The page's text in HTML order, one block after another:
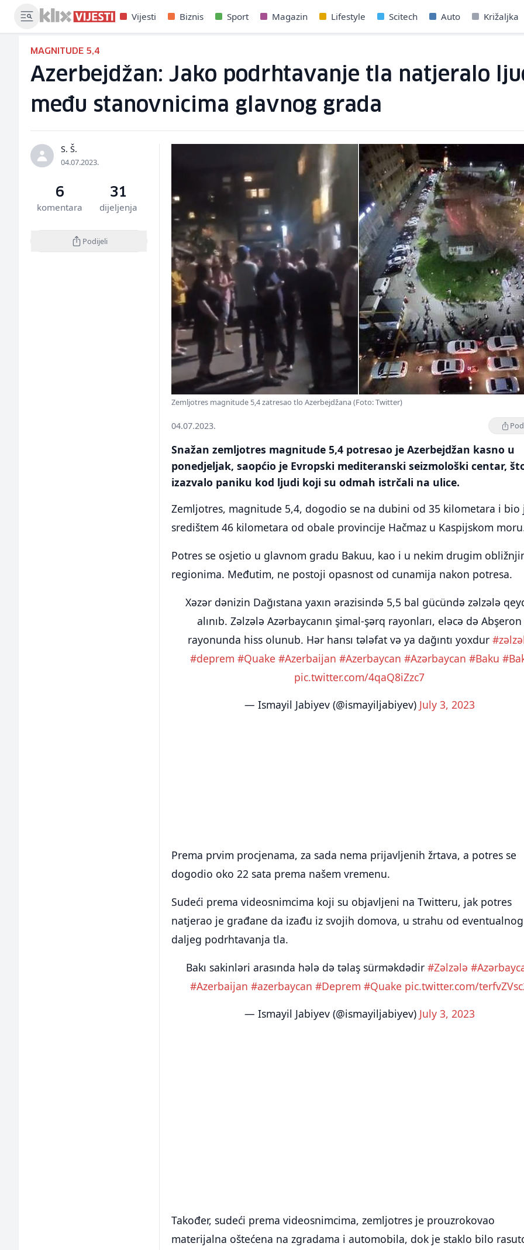
Vijesti Biznis Sport Magazin Lifestyle Scitech Auto Križaljka
MAGNITUDE 5,4
Azerbejdžan: Jako podrhtavanje tla natjeralo
među stanovnicima glavnog grada
S. Š.
04.07.2023.
6
komentara
31
dijeljenja
Podijeli
Zemljotres magnitude 5,4 zatresao tlo Azerbejdžana (Foto: Twitter)
04.07.2023.
Snažan zemljotres magnitude 5,4 potresao je Azerbejdžan kasno u
ponedjeljak, saopćio je Evropski mediteranski seizmološki centar,
izazvalo paniku kod ljudi koji su odmah istrčali na ulice.
Zemljotres, magnitude 5,4, dogodio se na dubini od 35 kilometara i bio
središtem 46 kilometara od obale provincije Hačmaz u Kaspijskom
Potres se osjetio u glavnom gradu Bakuu, kao i u nekim drugim
regionima. Međutim, ne postoji opasnost od cunamija nakon potresa.
Xəzər dənizin Dağıstana yaxın ərazisində 5,5 bal gücündə zəlzələ
alınıb. Zəlzələ Azərbaycanın şimal-şərq rayonları, eləcə də Abşeron
rayonunda hiss olunub. Hər hansı tələfat və ya dağıntı yoxdur
#deprem #Quake #Azerbaijan #Azerbaycan #Azərbaycan #Baku
pic.twitter.com/4qaQ8iZzc7
— Ismayil Jabiyev (@ismayiljabiyev) July 3, 2023
Prema prvim procjenama, za sada nema prijavljenih žrtava, a potres se
dogodio oko 22 sata prema našem vremenu.
Sudeći prema videosnimcima koji su objavljeni na Twitteru, jak potres
natjerao je građane da izađu iz svojih domova, u strahu od eventualnog
daljeg podrhtavanja tla.
Bakı sakinləri arasında hələ də təlaş sürməkdədir#Zəlzələ
#Azerbaijan #azerbaycan #Deprem #Quake pic.twitter.com/
— Ismayil Jabiyev (@ismayiljabiyev) July 3, 2023
Također, sudeći prema videosnimcima, zemljotres je prouzrokovao
materijalna oštećena na zgradama i automobila, dok je staklo bilo